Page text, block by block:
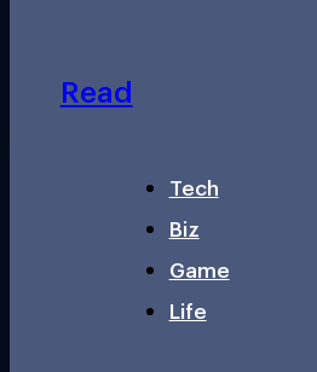
Read
Tech
Biz
Game
Life